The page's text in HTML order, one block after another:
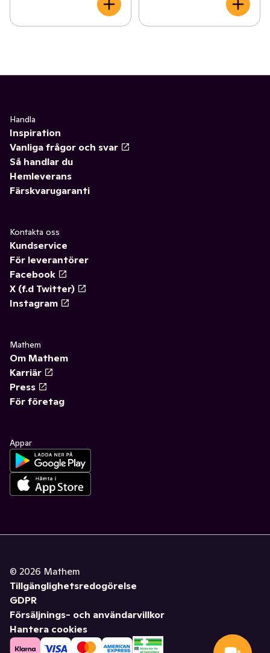
Handla
Inspiration
Vanliga frågor och svar
Så handlar du
Hemleverans
Färskvarugaranti
Kontakta oss
Kundservice
För leverantörer
Facebook
X (f.d Twitter)
Instagram
Mathem
Om Mathem
Karriär
Press
För företag
Appar
© 2026 Mathem
Tillgänglighetsredogörelse
GDPR
Försäljnings- och användarvillkor
Hantera cookies